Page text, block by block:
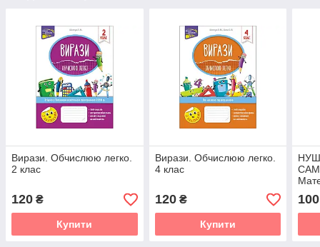
Вирази. Обчислюю легко.
2 клас
120 ₴
Купити
Вирази. Обчислюю легко.
4 клас
120₴
Купити
НУШ
100